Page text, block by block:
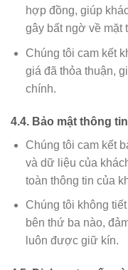
hợp đồng, giúp
gây bất ngờ về mặt
Chúng tôi cam kết
giá đã thỏa thuận,
chính.
4.4. Bảo mật thông
Chúng tôi cam kết
và dữ liệu của
toàn thông tin của
Chúng tôi không
bên thứ ba nào,
luôn được giữ kín.